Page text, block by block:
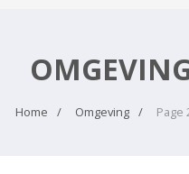
Home Omgeving Page